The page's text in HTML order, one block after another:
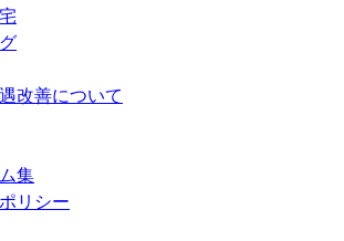
改善について
集
リシー